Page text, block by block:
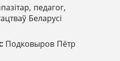
педагог,
Беларусі
Подковыров Пётр